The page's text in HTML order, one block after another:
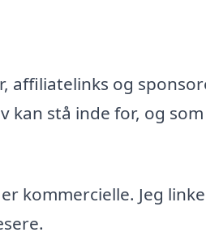
affiliatelinks og
kan stå inde for, og
kommercielle. Jeg